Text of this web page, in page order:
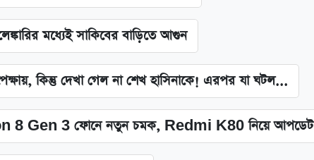
মধ্যেই সাকিবের বাড়িতে আগুন
কিন্তু দেখা গেল না শেখ হাসিনাকে! এরপর যা ঘটল...
8 Gen 3 ফোনে নতুন চমক, Redmi K80 নিয়ে আপডেট